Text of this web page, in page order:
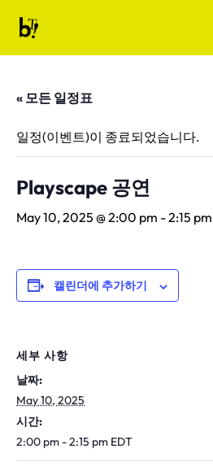
Ballet Tech
« 모든 일정표
일정(이벤트)이 종료되었습니다.
Playscape 공연
May 10, 2025 @ 2:00 pm -2:15 pm
캘린더에 추가하기
세부 사항
날짜:
May 10, 2025
시간:
2:00 pm - 2:15 pm EDT